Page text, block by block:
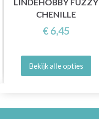
LINDEHOBBY FUZZY
CHENILLE
€ 6,45
Bekijk alle opties